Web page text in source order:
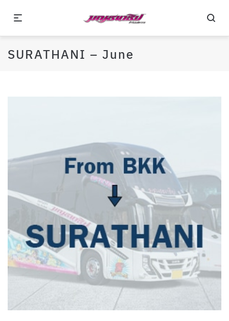
SURATHANI – June